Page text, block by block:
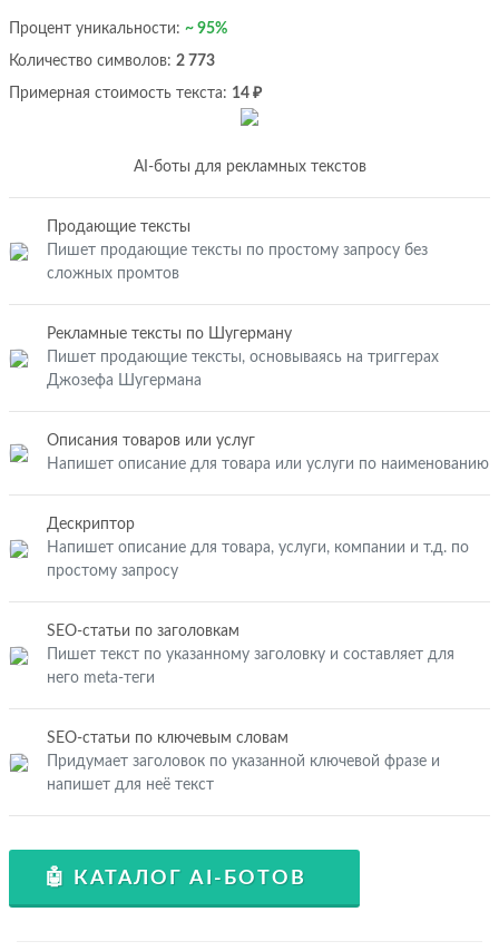
Процент уникальности: ~ 95%
Количество символов: 2 773
Примерная стоимость текста: 14 ₽
AI-боты для рекламных текстов
Продающие тексты
Пишет продающие тексты по простому запросу без
сложных промтов
Рекламные тексты по Шугерману
Пишет продающие тексты, основываясь на триггерах
Джозефа Шугермана
Описания товаров или услуг
Напишет описание для товара или услуги по наименованию
Дескриптор
Напишет описание для товара, услуги, компании и т.д. по
простому запросу
SEO-статьи по заголовкам
Пишет текст по указанному заголовку и составляет для
него meta-теги
SEO-статьи по ключевым словам
Придумает заголовок по указанной ключевой фразе и
напишет для неё текст
🤖 КАТАЛОГ AI-БОТОВ